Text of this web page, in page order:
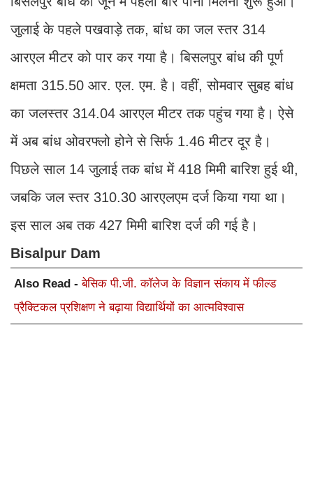
जुलाई के पहले पखवाड़े तक, बांध का जल स्तर 314
आरएल मीटर को पार कर गया है। बिसलपुर बांध की पूर्ण
क्षमता 315.50 आर. एल. एम. है। वहीं, सोमवार सुबह बांध
का जलस्तर 314.04 आरएल मीटर तक पहुंच गया है। ऐसे
में अब बांध ओवरफ्लो होने से सिर्फ 1.46 मीटर दूर है।
पिछले साल 14 जुलाई तक बांध में 418 मिमी बारिश हुई थी,
जबकि जल स्तर 310.30 आरएलएम दर्ज किया गया था।
इस साल अब तक 427 मिमी बारिश दर्ज की गई है।
Bisalpur Dam
Also Read -बेसिक पी.जी. कॉलेज के विज्ञान संकाय में फील्ड
प्रैक्टिकल प्रशिक्षण ने बढ़ाया विद्यार्थियों का आत्मविश्वास